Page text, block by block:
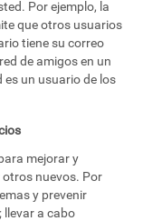
Por ejemplo, la
que otros usuarios
tiene su correo
de amigos en un
un usuario de los
mejorar y
nuevos. Por
y prevenir
llevar a cabo